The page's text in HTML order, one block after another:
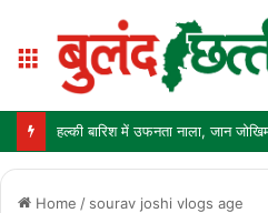
Menu
Home / sourav joshi vlogs age